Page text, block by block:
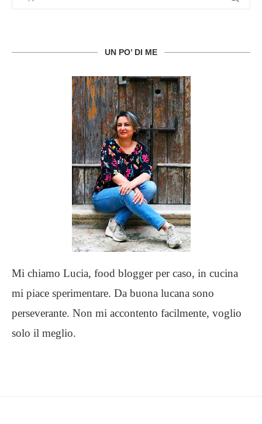
UN PO’ DI ME
Mi chiamo Lucia, food blogger per caso, in cucina
mi piace sperimentare. Da buona lucana sono
perseverante. Non mi accontento facilmente, voglio
solo il meglio.